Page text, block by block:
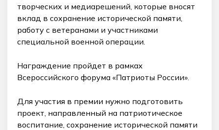
творческих и медиарешений, которые вносят
вклад в сохранение исторической памяти,
работу с ветеранами и участниками
специальной военной операции.
Награждение пройдет в рамках
Всероссийского форума «Патриоты России».
Для участия в премии нужно подготовить
проект, направленный на патриотическое
воспитание, сохранение исторической памяти